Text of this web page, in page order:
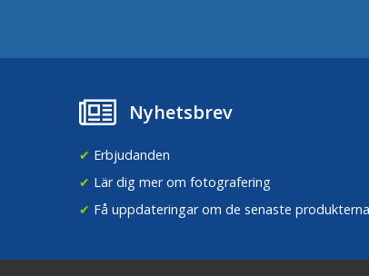
Nyhetsbrev
✔ Erbjudanden
✔ Lär dig mer om fotografering
✔ Få uppdateringar om de senaste produkterna